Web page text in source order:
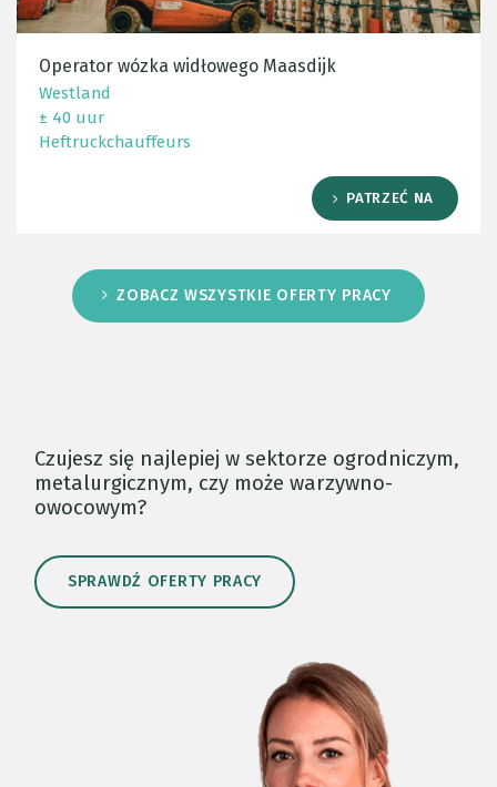
Operator wózka widłowego Maasdijk
Westland
± 40 uur
Heftruckchauffeurs
PATRZEĆ NA
ZOBACZ WSZYSTKIE OFERTY PRACY
Czujesz się najlepiej w sektorze ogrodniczym,
metalurgicznym, czy może warzywno-
owocowym?
SPRAWDŹ OFERTY PRACY